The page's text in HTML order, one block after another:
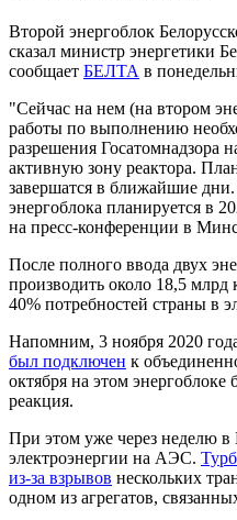
Второй энергоблок
сказал министр энергетики
сообщает БЕЛТА в
"Сейчас на нем (на втором
работы по выполнению
разрешения Госатомнадзора
активную зону реактора.
завершатся в ближайшие
энергоблока планируется в
на пресс-конференции в
После полного ввода двух
производить около 18,5 млрд
40% потребностей страны в
Напомним, 3 ноября 2020
был подключен к
октября на этом
реакция.
При этом уже через неделю в
электроэнергии на АЭС.
из-за взрывов нескольких
одном из агрегатов,